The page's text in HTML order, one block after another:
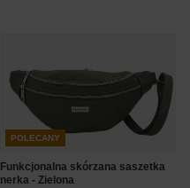
POLECANY
Funkcjonalna skórzana saszetka
nerka - Zielona